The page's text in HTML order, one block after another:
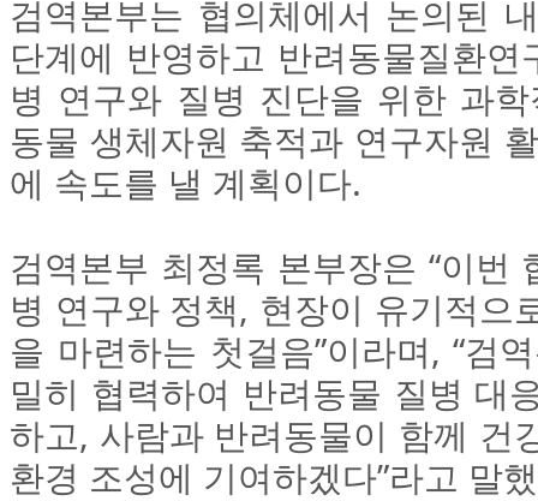
검역본부는 협의체에서 논의된
단계에 반영하고 반려동물질환
병 연구와 질병 진단을 위한 과
동물 생체자원 축적과 연구자원
에 속도를 낼 계획이다.
검역본부 최정록 본부장은 “이번
병 연구와 정책, 현장이 유기적으
을 마련하는 첫걸음”이라며, “검
밀히 협력하여 반려동물 질병 대
하고, 사람과 반려동물이 함께 건
환경 조성에 기여하겠다”라고 말